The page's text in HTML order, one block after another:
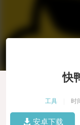
快
工具 时
安卓下载